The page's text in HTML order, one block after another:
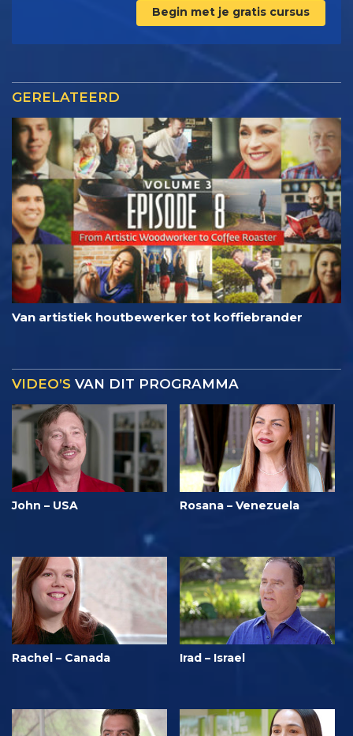
Begin met je gratis cursus
GERELATEERD
Van artistiek houtbewerker tot koffiebrander
VIDEO’S VAN DIT PROGRAMMA
John – USA Rosana – Venezuela
Rachel – Canada Irad – Israel